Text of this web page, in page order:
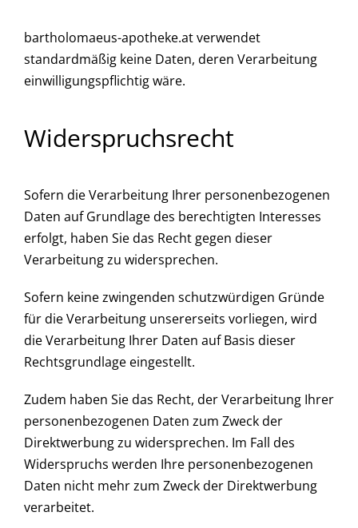
bartholomaeus-apotheke.at verwendet
standardmäßig keine Daten, deren Verarbeitung
einwilligungspflichtig wäre.
Widerspruchsrecht
Sofern die Verarbeitung Ihrer personenbezogenen
Daten auf Grundlage des berechtigten Interesses
erfolgt, haben Sie das Recht gegen dieser
Verarbeitung zu widersprechen.
Sofern keine zwingenden schutzwürdigen Gründe
für die Verarbeitung unsererseits vorliegen, wird
die Verarbeitung Ihrer Daten auf Basis dieser
Rechtsgrundlage eingestellt.
Zudem haben Sie das Recht, der Verarbeitung Ihrer
personenbezogenen Daten zum Zweck der
Direktwerbung zu widersprechen. Im Fall des
Widerspruchs werden Ihre personenbezogenen
Daten nicht mehr zum Zweck der Direktwerbung
verarbeitet.